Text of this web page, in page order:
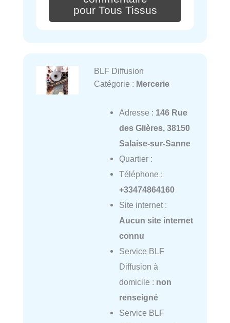
pour Tous Tissus
BLF Diffusion
Catégorie : Mercerie
Adresse : 146 Rue
des Glières, 38150
Salaise-sur-Sanne
Quartier :
Téléphone :
+33474864160
Site internet :
Aucun site internet
connu
Service BLF
Diffusion à
domicile : non
renseigné
Service BLF